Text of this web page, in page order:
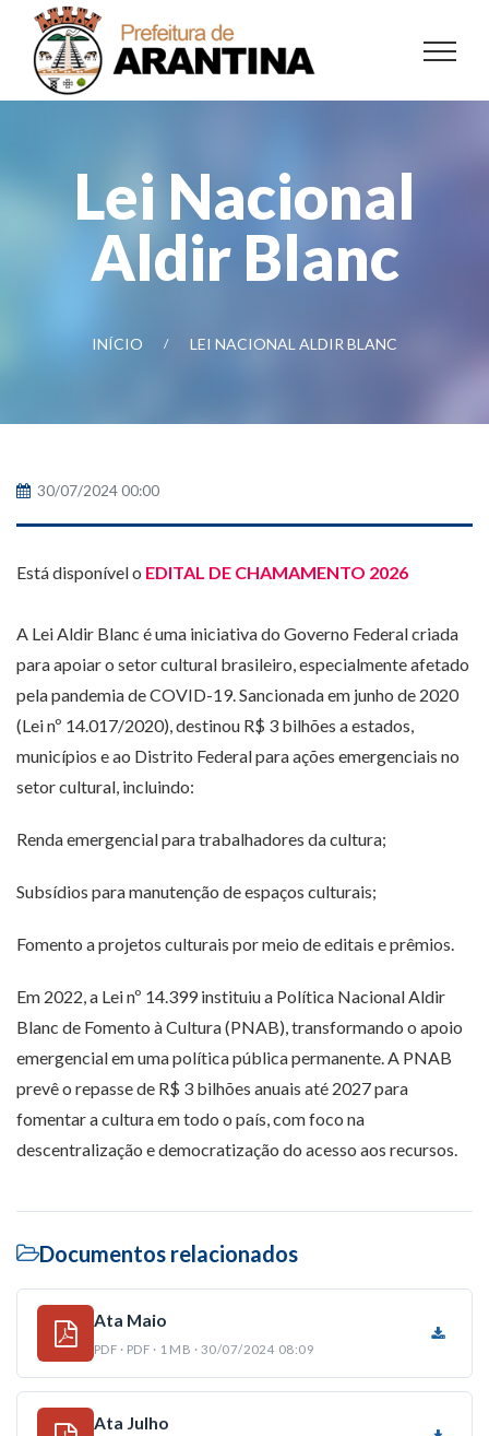
Lei Nacional
Aldir Blanc
INÍCIO LEI NACIONAL ALDIR BLANC
30/07/2024 00:00
Está disponível o EDITAL DE CHAMAMENTO 2026
A Lei Aldir Blanc é uma iniciativa do Governo Federal criada
para apoiar o setor cultural brasileiro, especialmente afetado
pela pandemia de COVID-19. Sancionada em junho de 2020
(Lei nº 14.017/2020), destinou R$ 3 bilhões a estados,
municípios e ao Distrito Federal para ações emergenciais no
setor cultural, incluindo:
Renda emergencial para trabalhadores da cultura;
Subsídios para manutenção de espaços culturais;
Fomento a projetos culturais por meio de editais e prêmios.
Em 2022, a Lei nº 14.399 instituiu a Política Nacional Aldir
Blanc de Fomento à Cultura (PNAB), transformando o apoio
emergencial em uma política pública permanente. A PNAB
prevê o repasse de R$ 3 bilhões anuais até 2027 para
fomentar a cultura em todo o país, com foco na
descentralização e democratização do acesso aos recursos.
Documentos relacionados
Ata Maio
PDF · PDF · 1 MB · 30/07/2024 08:09
Ata Julho